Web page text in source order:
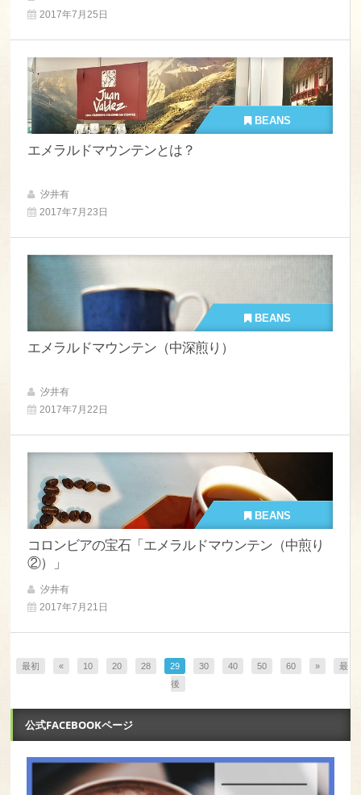
2017年7月25日
BEANS
エメラルドマウンテンとは？
汐井有
2017年7月23日
BEANS
エメラルドマウンテン（中深煎り）
汐井有
2017年7月22日
BEANS
コロンビアの宝石「エメラルドマウンテン（中煎り
②）」
汐井有
2017年7月21日
最初 « 10 20 28 29 30 40 50 60 »
最
後
公式FACEBOOKページ